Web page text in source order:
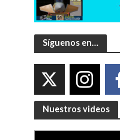
Síguenos en…
Nuestros videos